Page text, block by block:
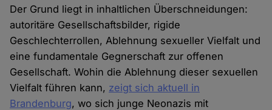
Der Grund liegt in inhaltlichen Überschneidungen:
autoritäre Gesellschaftsbilder, rigide
Geschlechterrollen, Ablehnung sexueller Vielfalt und
eine fundamentale Gegnerschaft zur offenen
Gesellschaft. Wohin die Ablehnung dieser sexuellen
Vielfalt führen kann, zeigt sich aktuell in
Brandenburg, wo sich junge Neonazis mit